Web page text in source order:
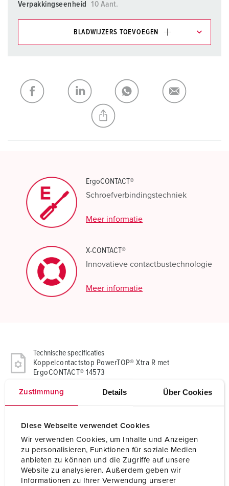
Zustimmung Details Über Cookies
Diese Webseite verwendet Cookies
Wir verwenden Cookies, um Inhalte und Anzeigen
zu personalisieren, Funktionen für soziale Medien
anbieten zu können und die Zugriffe auf unsere
Website zu analysieren. Außerdem geben wir
Informationen zu Ihrer Verwendung unserer
Verpakkingseenheid
10 Aant.
BLADWIJZERS TOEVOEGEN
Mijn lijst TOEVOEGEN
NIEUW LIJST MAKEN
ErgoCONTACT®
Schroefverbindingstechniek
Meer informatie
X-CONTACT®
Innovatieve contactbustechnologie
Meer informatie
Technische specificaties
Koppelcontactstop PowerTOP® Xtra R met
ErgoCONTACT® 14573
Voltage 230 V
Uurstand 6 h
Hertz 50-60 Hz